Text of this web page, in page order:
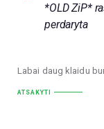
*OLD ZiP*
perdaryta
Labai daug klaidu
ATSAKYTI